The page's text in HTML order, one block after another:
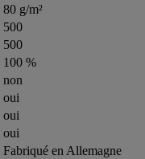
80 g/m²
500
500
100 %
non
oui
oui
oui
Fabriqué en Allemagne